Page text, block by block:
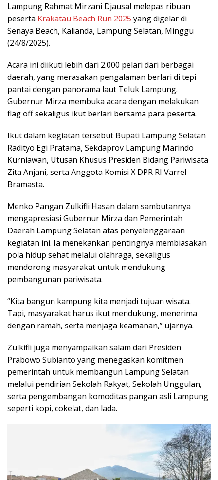
Lampung Rahmat Mirzani Djausal melepas ribuan
peserta Krakatau Beach Run 2025 yang digelar di
Senaya Beach, Kalianda, Lampung Selatan, Minggu
(24/8/2025).
Acara ini diikuti lebih dari 2.000 pelari dari berbagai
daerah, yang merasakan pengalaman berlari di tepi
pantai dengan panorama laut Teluk Lampung.
Gubernur Mirza membuka acara dengan melakukan
flag off sekaligus ikut berlari bersama para peserta.
Ikut dalam kegiatan tersebut Bupati Lampung Selatan
Radityo Egi Pratama, Sekdaprov Lampung Marindo
Kurniawan, Utusan Khusus Presiden Bidang Pariwisata
Zita Anjani, serta Anggota Komisi X DPR RI Varrel
Bramasta.
Menko Pangan Zulkifli Hasan dalam sambutannya
mengapresiasi Gubernur Mirza dan Pemerintah
Daerah Lampung Selatan atas penyelenggaraan
kegiatan ini. Ia menekankan pentingnya membiasakan
pola hidup sehat melalui olahraga, sekaligus
mendorong masyarakat untuk mendukung
pembangunan pariwisata.
“Kita bangun kampung kita menjadi tujuan wisata.
Tapi, masyarakat harus ikut mendukung, menerima
dengan ramah, serta menjaga keamanan,” ujarnya.
Zulkifli juga menyampaikan salam dari Presiden
Prabowo Subianto yang menegaskan komitmen
pemerintah untuk membangun Lampung Selatan
melalui pendirian Sekolah Rakyat, Sekolah Unggulan,
serta pengembangan komoditas pangan asli Lampung
seperti kopi, cokelat, dan lada.